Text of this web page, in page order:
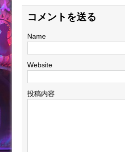
コメントを送る
Name
Website
投稿内容